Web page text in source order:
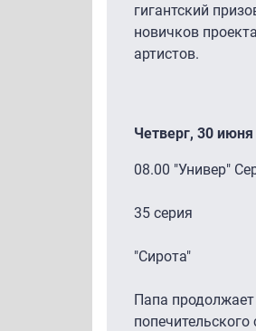
гигантский
новичков
артистов.
Четверг, 30 июня
08.00 "Универ"
35 серия
"Сирота"
Папа